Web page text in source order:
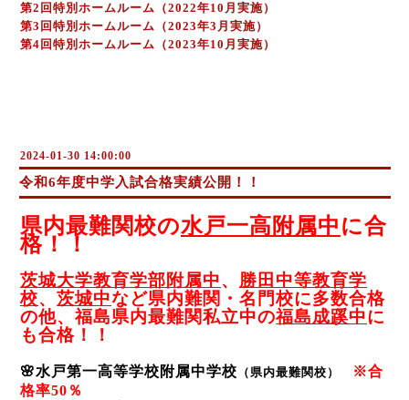
第2回特別ホームルーム（2022年10月実施）
第3回特別ホームルーム（2023年3月実施）
第4回特別ホームルーム（2023年10月実施）
2024-01-30 14:00:00
令和6年度中学入試合格実績公開！！
県内最難関校の水戸一高附属中に合
格！！
茨城大学教育学部附属中、 勝田中等教育学
校、 茨城中など県内難関・名門校に多数合格
の他、福島県内最難関私立中の福島成蹊中に
も合格！！
🌸水戸第一高等学校附属中学校 （県内最難関校）
※合
格率50％